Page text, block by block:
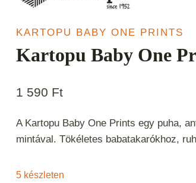
KARTOPU BABY ONE PRINTS
Kartopu Baby One
1 590 Ft
A Kartopu Baby One Prints egy puha,
mintával. Tökéletes babatakarókhoz,
5 készleten